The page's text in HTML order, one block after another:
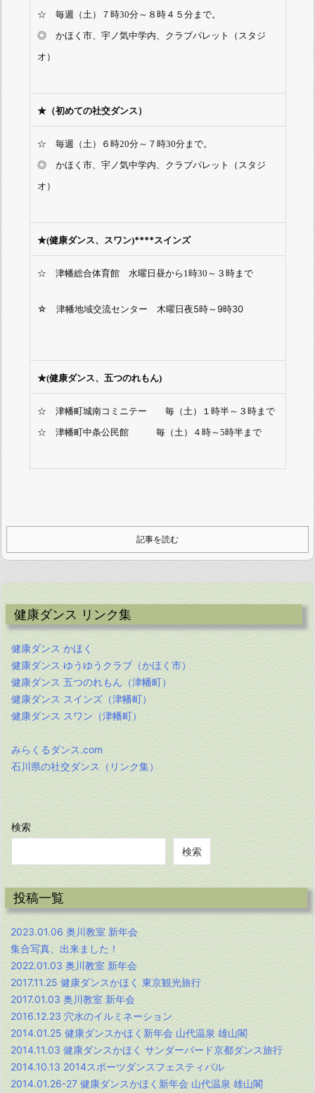
☆ 毎週（土）７時30分～８時４５分まで。
◎ かほく市、宇ノ気中学内、クラブパレット（スタジ
オ）
★（初めての社交ダンス）
☆ 毎週（土）６時20分～７時30分まで。
◎ かほく市、宇ノ気中学内、クラブパレット（スタジ
オ）
★(健康ダンス、スワン)****スインズ
☆ 津幡総合体育館 水曜日昼から1時30～３時まで
☆ 津幡地域交流センター 木曜日夜5時～9時30
★(健康ダンス、五つのれもん)
☆ 津幡町城南コミニテー 毎（土）１時半～３時まで
☆ 津幡町中条公民館 毎（土）４時～5時半まで
記事を読む
健康ダンス リンク集
健康ダンス かほく
健康ダンス ゆうゆうクラブ（かほく市）
健康ダンス 五つのれもん（津幡町）
健康ダンス スインズ（津幡町）
健康ダンス スワン（津幡町）
みらくるダンス.com
石川県の社交ダンス（リンク集）
検索
検索
投稿一覧
2023.01.06 奥川教室 新年会
集合写真、出来ました！
2022.01.03 奥川教室 新年会
2017.11.25 健康ダンスかほく 東京観光旅行
2017.01.03 奥川教室 新年会
2016.12.23 穴水のイルミネーション
2014.01.25 健康ダンスかほく新年会 山代温泉 雄山閣
2014.11.03 健康ダンスかほく サンダーバード京都ダンス旅行
2014.10.13 2014スポーツダンスフェスティバル
2014.01.26-27 健康ダンスかほく新年会 山代温泉 雄山閣